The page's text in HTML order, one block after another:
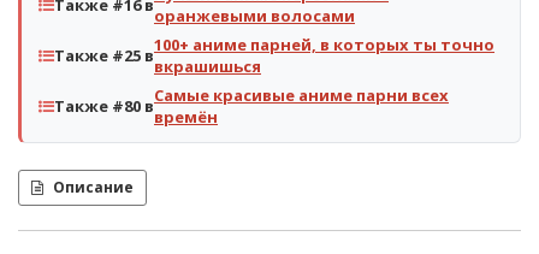
Также #16 воранжевыми волосами
Также #25 в100+ аниме парней, в которых ты точно
вкрашишься
Также #80 вСамые красивые аниме парни всех
времён
Описание